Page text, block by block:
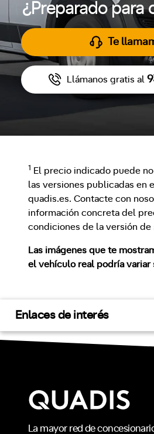
¿Preparado para
Te
Llámanos gratis al
1
El precio indicado puede
las versiones publicadas en
quadis.es. Contacte con
información concreta del
condiciones de la versión de
Las imágenes que te
el vehículo real podría variar
Enlaces de interés
La mayor red de